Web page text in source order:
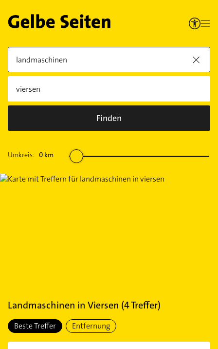
Finden
Umkreis: 0 km
Landmaschinen in Viersen (4Treffer)
Beste Treffer Entfernung